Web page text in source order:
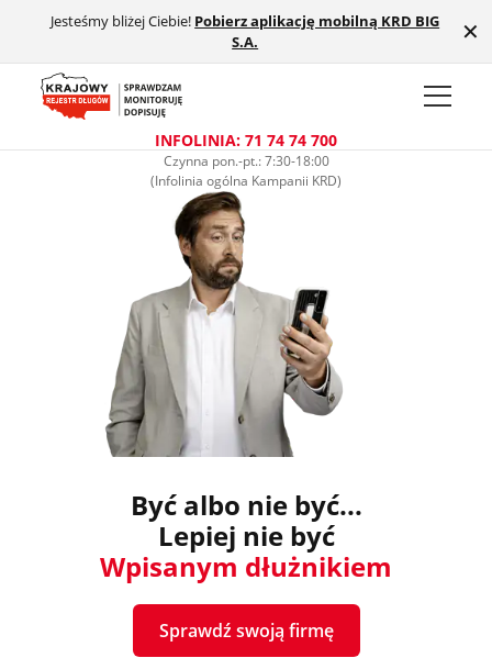
Przejdź do treści głównej
Jesteśmy bliżej Ciebie! Pobierz aplikację mobilną KRD BIG
S.A.
✕
INFOLINIA: 71 74 74 700
Czynna pon.-pt.: 7:30-18:00
(Infolinia ogólna Kampanii KRD)
Krajowy Rejestr Długów –
Być albo nie być...
Lepiej nie być
Wpisanym dłużnikiem
Sprawdź swoją firmę